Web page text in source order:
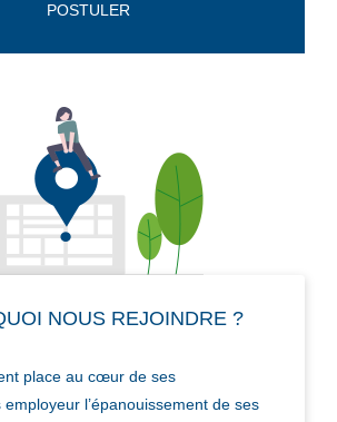
POSTULER
NOUS REJOINDRE ?
place au cœur de ses
l’épanouissement de ses